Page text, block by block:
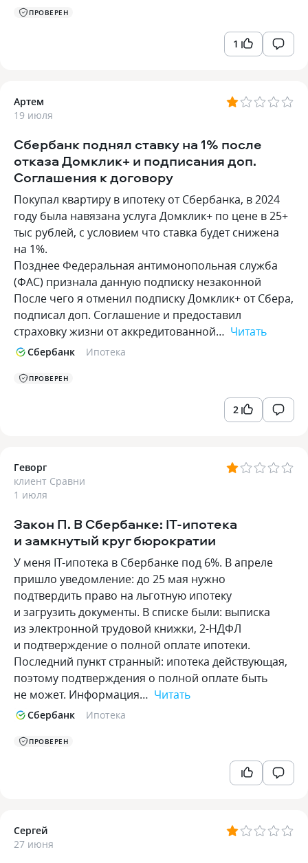
ПРОВЕРЕН
1
Артем
19 июля
Сбербанк поднял ставку на 1% после
отказа Домклик+ и подписания доп.
Соглашения к договору
Покупал квартиру в ипотеку от Сбербанка, в 2024
году была навязана услуга Домклик+ по цене в 25+
тыс рублей, с условием что ставка будет снижена
на 1%.
Позднее Федеральная антимонопольная служба
(ФАС) признала данную подписку незаконной
После чего я отменил подписку Домклик+ от Сбера,
подписал доп. Соглашение и предоставил
страховку жизни от аккредитованной… Читать
Сбербанк Ипотека
ПРОВЕРЕН
2
Геворг
клиент Сравни
1 июля
Закон П. В Сбербанке: IT-ипотека
и замкнутый круг бюрократии
У меня IT-ипотека в Сбербанке под 6%. В апреле
пришло уведомление: до 25 мая нужно
подтвердить право на льготную ипотеку
и загрузить документы. В списке были: выписка
из электронной трудовой книжки, 2-НДФЛ
и подтверждение о полной оплате ипотеки.
Последний пункт странный: ипотека действующая,
поэтому подтверждения о полной оплате быть
не может. Информация… Читать
Сбербанк Ипотека
ПРОВЕРЕН
Сергей
27 июня